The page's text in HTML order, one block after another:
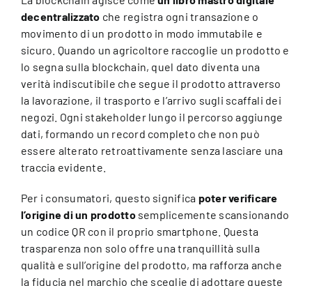
decentralizzato che registra ogni transazione o
movimento di un prodotto in modo immutabile e
sicuro. Quando un agricoltore raccoglie un prodotto e
lo segna sulla blockchain, quel dato diventa una
verità indiscutibile che segue il prodotto attraverso
la lavorazione, il trasporto e l’arrivo sugli scaffali dei
negozi. Ogni stakeholder lungo il percorso aggiunge
dati, formando un record completo che non può
essere alterato retroattivamente senza lasciare una
traccia evidente.
Per i consumatori, questo significa poter verificare
l’origine di un prodottosemplicemente scansionando
un codice QR con il proprio smartphone. Questa
trasparenza non solo offre una tranquillità sulla
qualità e sull’origine del prodotto, ma rafforza anche
la fiducia nel marchio che sceglie di adottare queste